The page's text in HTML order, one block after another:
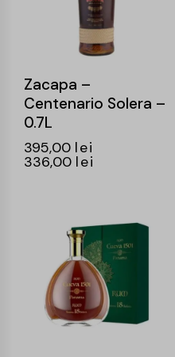
Zacapa –
Centenario Solera –
0.7L
395,00 lei
336,00 lei